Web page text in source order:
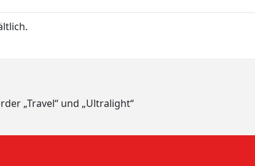
„Travel“ und „Ultralight“